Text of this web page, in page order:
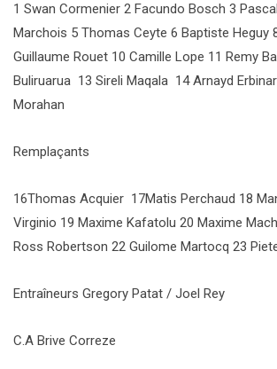
1 Swan Cormenier 2 Facundo Bosch 3
Marchois 5 Thomas Ceyte 6 Baptiste Heguy
Guillaume Rouet 10 Camille Lope 11 Remy
Buliruarua 13 Sireli Maqala 14 Arnayd
Morahan
Remplaçants
16Thomas Acquier 17Matis Perchaud 18
Virginio 19 Maxime Kafatolu 20 Maxime
Ross Robertson 22 Guilome Martocq 23
Entraîneurs Gregory Patat / Joel Rey
C.A Brive Correze